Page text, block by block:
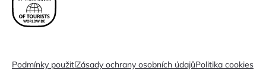
Podmínky použitíZásady ochrany osobních údajůPolitika cookies